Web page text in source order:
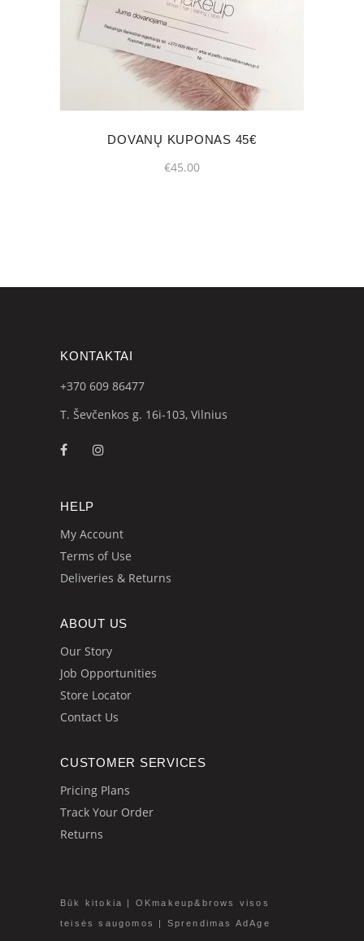
DOVANŲ KUPONAS 45€
€45.00
KONTAKTAI
+370 609 86477
T. Ševčenkos g. 16i-103, Vilnius
HELP
My Account
Terms of Use
Deliveries & Returns
ABOUT US
Our Story
Job Opportunities
Store Locator
Contact Us
CUSTOMER SERVICES
Pricing Plans
Track Your Order
Returns
Būk kitokia | OKmakeup&brows visos
teisės saugomos | Sprendimas AdAge